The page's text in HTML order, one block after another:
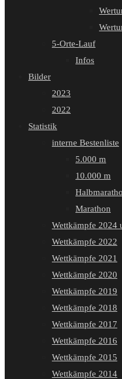
5-Orte-Lauf
Infos
Bilder
2023
2022
Statistik
interne Bestenliste
5.000 m
10.000 m
Marathon
Wettkämpfe 2024
Wettkämpfe 2022
Wettkämpfe 2021
Wettkämpfe 2020
Wettkämpfe 2019
Wettkämpfe 2018
Wettkämpfe 2017
Wettkämpfe 2016
Wettkämpfe 2015
Wettkämpfe 2014